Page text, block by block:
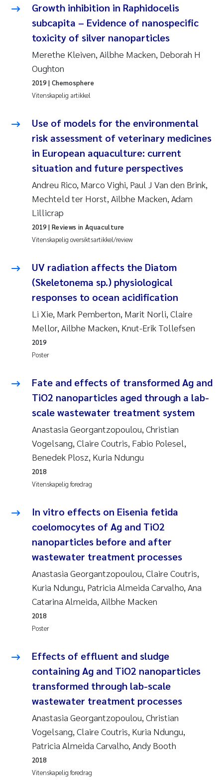
Growth inhibition in Raphidocelis
subcapita – Evidence of nanospecific
toxicity of silver nanoparticles
Merethe Kleiven, Ailbhe Macken, Deborah H
Oughton
Vitenskapelig artikkel
2019| Chemosphere
Use of models for the environmental
risk assessment of veterinary medicines
in European aquaculture: current
situation and future perspectives
Andreu Rico, Marco Vighi, Paul J Van den Brink,
Mechteld ter Horst, Ailbhe Macken, Adam
Lillicrap
Vitenskapelig oversiktsartikkel/review
2019| Reviews in Aquaculture
UV radiation affects the Diatom
(Skeletonema sp.) physiological
responses to ocean acidification
Li Xie, Mark Pemberton, Marit Norli, Claire
Mellor, Ailbhe Macken, Knut-Erik Tollefsen
Poster
2019
Fate and effects of transformed Ag and
TiO2 nanoparticles aged through a lab-
scale wastewater treatment system
Anastasia Georgantzopoulou, Christian
Vogelsang, Claire Coutris, Fabio Polesel,
Benedek Plosz, Kuria Ndungu
Vitenskapelig foredrag
2018
In vitro effects on Eisenia fetida
coelomocytes of Ag and TiO2
nanoparticles before and after
wastewater treatment processes
Anastasia Georgantzopoulou, Claire Coutris,
Kuria Ndungu, Patricia Almeida Carvalho, Ana
Catarina Almeida, Ailbhe Macken
Poster
2018
Effects of effluent and sludge
containing Ag and TiO2 nanoparticles
transformed through lab-scale
wastewater treatment processes
Anastasia Georgantzopoulou, Christian
Vogelsang, Claire Coutris, Kuria Ndungu,
Patricia Almeida Carvalho, Andy Booth
Vitenskapelig foredrag
2018